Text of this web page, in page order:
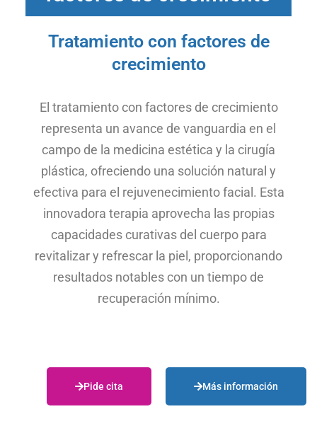
Tratamiento con factores de
crecimiento
El tratamiento con factores de crecimiento
representa un avance de vanguardia en el
campo de la medicina estética y la cirugía
plástica, ofreciendo una solución natural y
efectiva para el rejuvenecimiento facial. Esta
innovadora terapia aprovecha las propias
capacidades curativas del cuerpo para
revitalizar y refrescar la piel, proporcionando
resultados notables con un tiempo de
recuperación mínimo.
Pide cita Más información